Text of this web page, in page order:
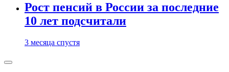
Рост пенсий в России за последние
10 лет подсчитали
3 месяца спустя